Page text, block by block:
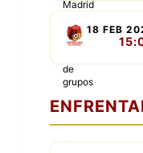
18 FEB